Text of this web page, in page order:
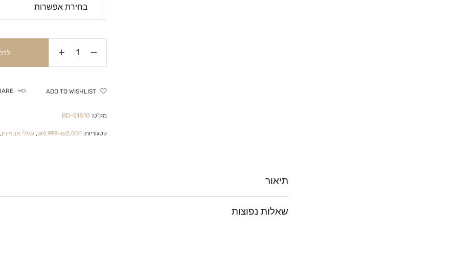
ADD TO WISHLIST
מק"ט: BD-E1810
קטגוריות: ₪2,001-₪4,999
, עגילי אבני חן
תיאור
שאלות נפוצות